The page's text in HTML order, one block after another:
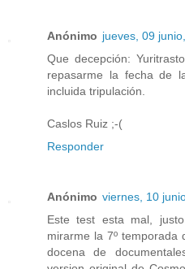
Anónimo jueves, 09
Que decepción:
repasarme la fecha de
incluida tripulación.
Caslos Ruiz ;-(
Responder
Anónimo viernes, 10
Este test esta mal,
mirarme la 7º temporada
docena de